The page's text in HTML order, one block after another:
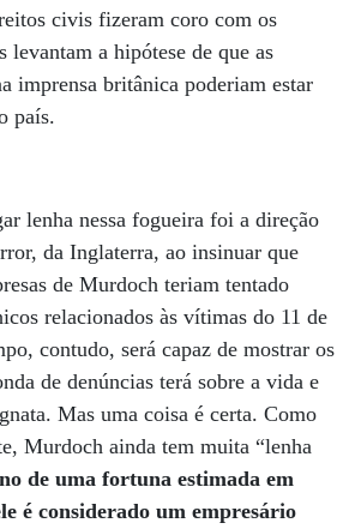
civis fizeram coro com os
levantam a hipótese de que as
imprensa britânica poderiam estar
país.
lenha nessa fogueira foi a direção
da Inglaterra, ao insinuar que
de Murdoch teriam tentado
relacionados às vítimas do 11 de
contudo, será capaz de mostrar os
de denúncias terá sobre a vida e
Mas uma coisa é certa. Como
Murdoch ainda tem muita “lenha
de uma fortuna estimada em
é considerado um empresário